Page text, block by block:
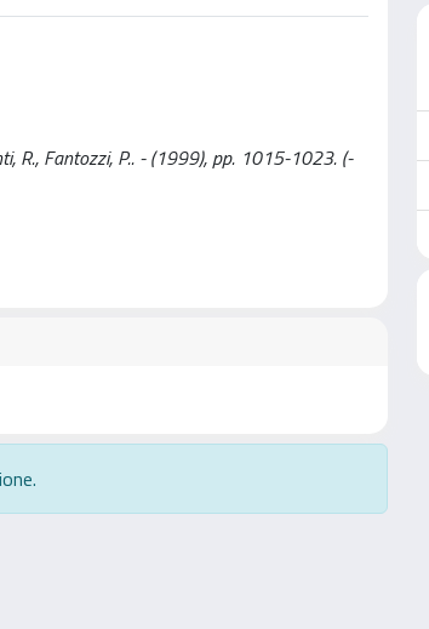
R., Fantozzi, P.. - (1999), pp. 1015-1023. (-